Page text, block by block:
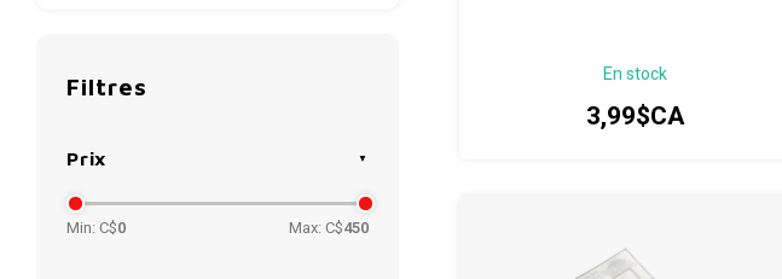
Filtres
Prix
Min: C$0 Max: C$450
En stock
3,99$CA